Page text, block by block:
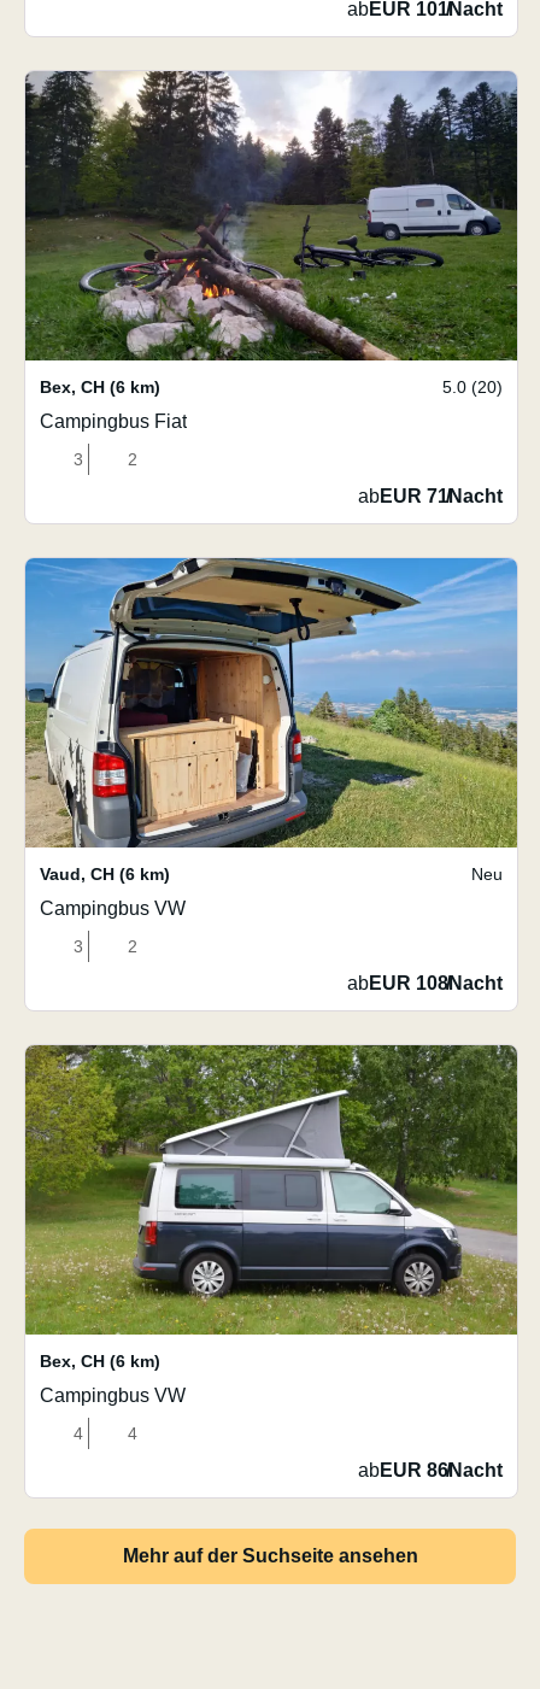
abEUR 101/Nacht
Bex, CH (6 km) 5.0 (20)
Campingbus Fiat
3 2
abEUR 71/Nacht
Vaud, CH (6 km) Neu
Campingbus VW
3 2
abEUR 108/Nacht
Bex, CH (6 km)
Campingbus VW
4 4
abEUR 86/Nacht
Mehr auf der Suchseite ansehen